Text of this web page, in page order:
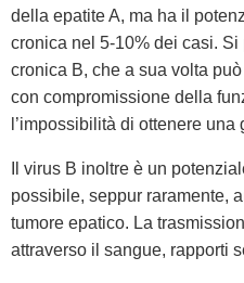
della epatite A, ma ha il
cronica nel 5-10% dei casi.
cronica B, che a sua volta
con compromissione della
l’impossibilità di ottenere una
Il virus B inoltre è un
possibile, seppur raramente,
tumore epatico. La
attraverso il sangue, rapporti